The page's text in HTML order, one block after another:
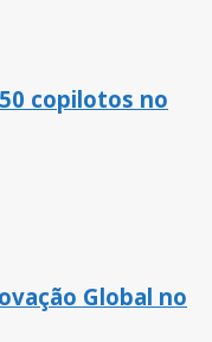
copilotos no
Global no